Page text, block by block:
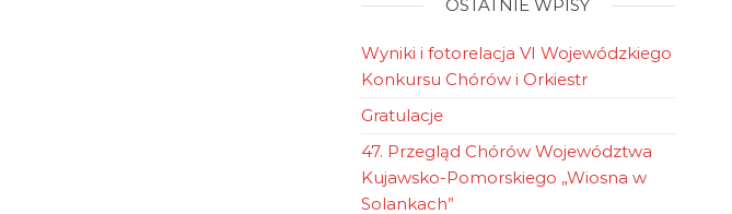
OSTATNIE WPISY
Wyniki i fotorelacja VI Wojewódzkiego
Konkursu Chórów i Orkiestr
Gratulacje
47. Przegląd Chórów Województwa
Kujawsko-Pomorskiego „Wiosna w
Solankach”